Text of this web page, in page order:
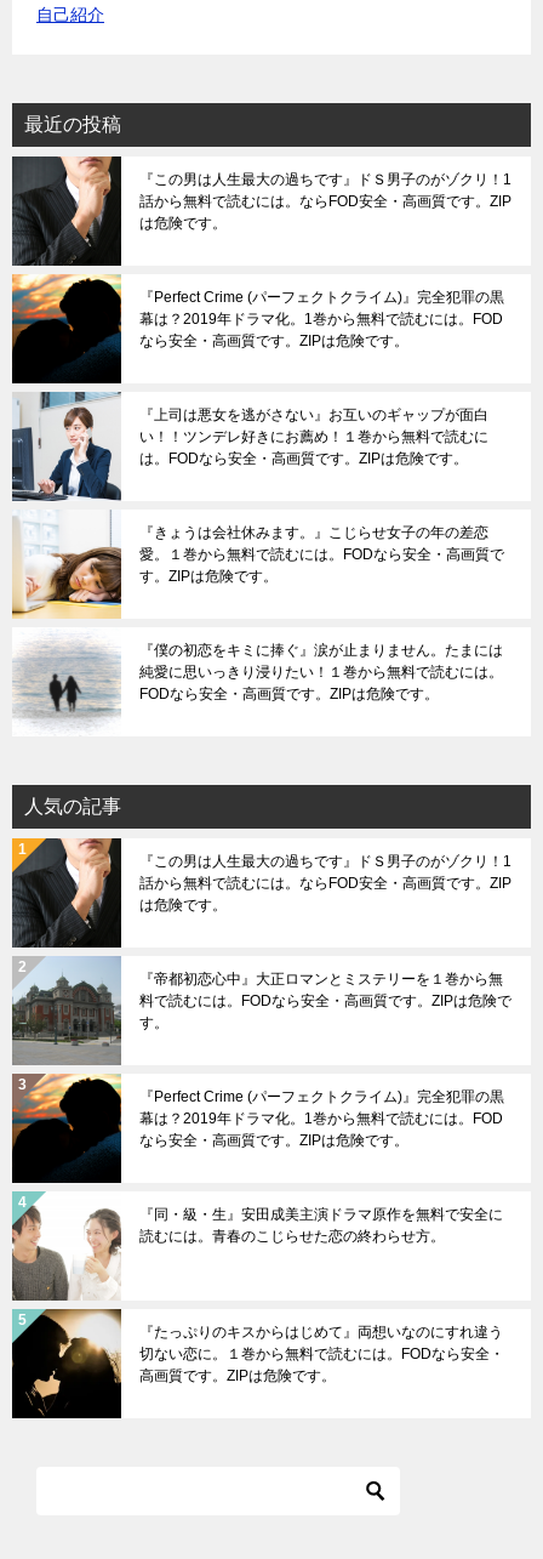
自己紹介
最近の投稿
『この男は人生最大の過ちです』ドＳ男子のがゾクリ！1
話から無料で読むには。ならFOD安全・高画質です。ZIP
は危険です。
『Perfect Crime (パーフェクトクライム)』完全犯罪の黒
幕は？2019年ドラマ化。1巻から無料で読むには。FOD
なら安全・高画質です。ZIPは危険です。
『上司は悪女を逃がさない』お互いのギャップが面白
い！！ツンデレ好きにお薦め！１巻から無料で読むに
は。FODなら安全・高画質です。ZIPは危険です。
『きょうは会社休みます。』こじらせ女子の年の差恋
愛。１巻から無料で読むには。FODなら安全・高画質で
す。ZIPは危険です。
『僕の初恋をキミに捧ぐ』涙が止まりません。たまには
純愛に思いっきり浸りたい！１巻から無料で読むには。
FODなら安全・高画質です。ZIPは危険です。
人気の記事
『この男は人生最大の過ちです』ドＳ男子のがゾクリ！1
話から無料で読むには。ならFOD安全・高画質です。ZIP
は危険です。
『帝都初恋心中』大正ロマンとミステリーを１巻から無
料で読むには。FODなら安全・高画質です。ZIPは危険で
す。
『Perfect Crime (パーフェクトクライム)』完全犯罪の黒
幕は？2019年ドラマ化。1巻から無料で読むには。FOD
なら安全・高画質です。ZIPは危険です。
『同・級・生』安田成美主演ドラマ原作を無料で安全に
読むには。青春のこじらせた恋の終わらせ方。
『たっぷりのキスからはじめて』両想いなのにすれ違う
切ない恋に。１巻から無料で読むには。FODなら安全・
高画質です。ZIPは危険です。